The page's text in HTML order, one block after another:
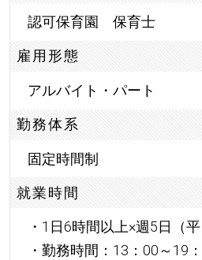
認可保育園 保育士
雇用形態
アルバイト・パート
勤務体系
固定時間制
就業時間
・1日6時間以上×週5日（平
・勤務時間：13：00～19